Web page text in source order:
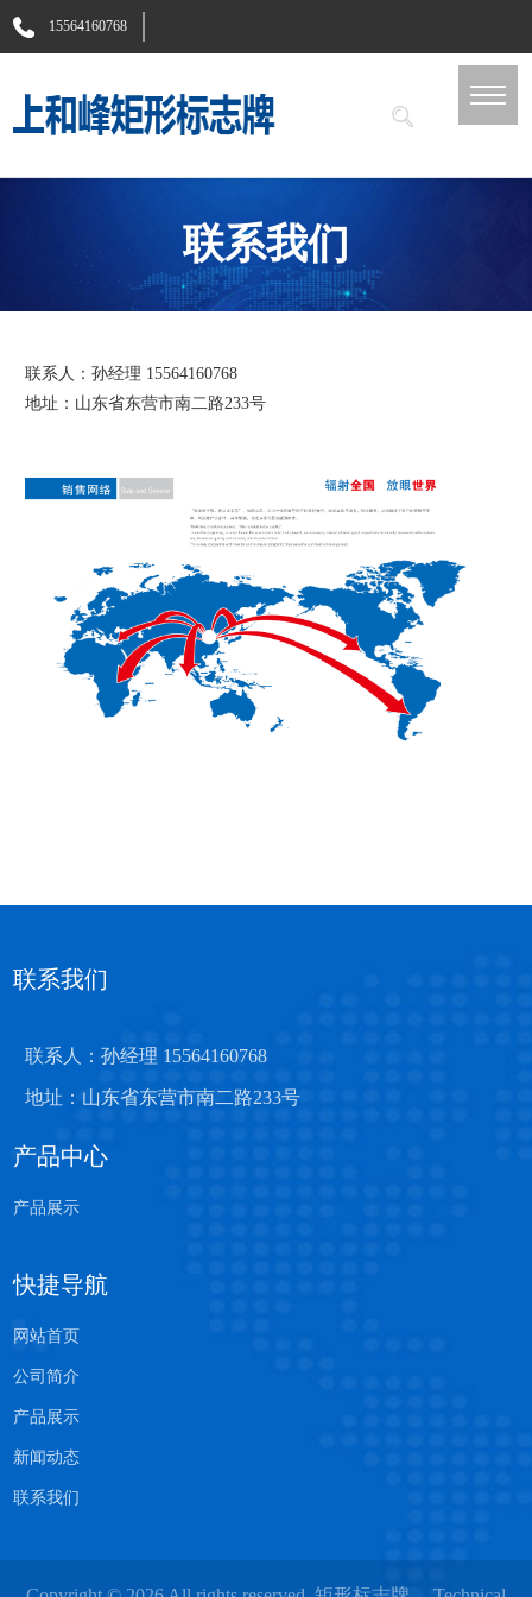
15564160768
联系我们
联系人：孙经理 15564160768
地址：山东省东营市南二路233号
联系我们
联系人：孙经理 15564160768
地址：山东省东营市南二路233号
产品中心
产品展示
快捷导航
网站首页
公司简介
产品展示
新闻动态
联系我们